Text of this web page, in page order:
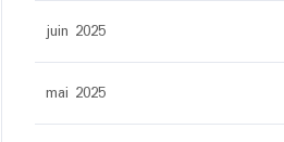
juin 2025
mai 2025